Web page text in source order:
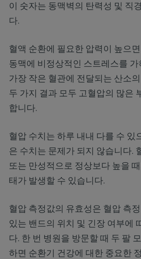
이 숫자는 동맥벽의 탄력성 및 직
다.
혈액 순환에 필요한 압력이 높으
동맥에 비정상적인 스트레스를 가
가장 작은 혈관에 전달되는 산소
두 가지 결과 모두 고혈압의 많은
합니다.
혈압 수치는 하루 내내 다를 수 있
은 수치는 문제가 되지 않습니다.
또는 만성적으로 정상보다 높을
태가 발생할 수 있습니다.
혈압 측정값의 유효성은 혈압 측
있는 밴드의 위치 및 긴장 여부에
다. 한 번 병원을 방문할 때 두 팔
하면 순환기 건강에 대한 중요한